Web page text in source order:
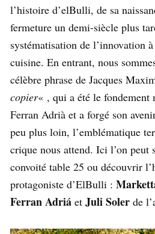
l’histoire d’elBulli, de sa
fermeture un demi-siècle plus
systématisation de l’innovation
cuisine. En entrant, nous
célèbre phrase de Jacques
copier« , qui a été le fondement
Ferran Adrià et a forgé son
peu plus loin, l’emblématique
crique nous attend. Ici l’on peut
convoité table 25 ou découvrir
protagoniste d’ElBulli :
Ferran Adriá et Juli Soler de